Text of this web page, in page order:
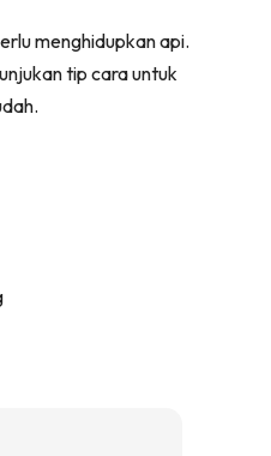
menghidupkan api.
tip cara untuk